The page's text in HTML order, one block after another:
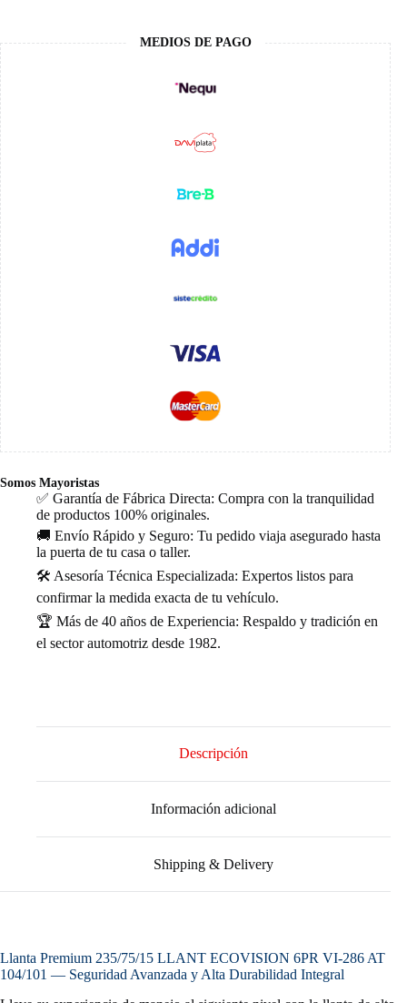
MEDIOS DE PAGO
Somos Mayoristas
✅ Garantía de Fábrica Directa: Compra con la tranquilidad
de productos 100% originales.
🚚 Envío Rápido y Seguro: Tu pedido viaja asegurado hasta
la puerta de tu casa o taller.
🛠️ Asesoría Técnica Especializada: Expertos listos para
confirmar la medida exacta de tu vehículo.
🏆 Más de 40 años de Experiencia: Respaldo y tradición en
el sector automotriz desde 1982.
Descripción
Información adicional
Shipping & Delivery
Llanta Premium 235/75/15 LLANT ECOVISION 6PR VI-286 AT
104/101 — Seguridad Avanzada y Alta Durabilidad Integral